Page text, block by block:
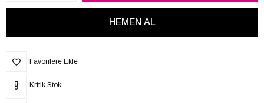
Favorilere Ekle
Kritik Stok